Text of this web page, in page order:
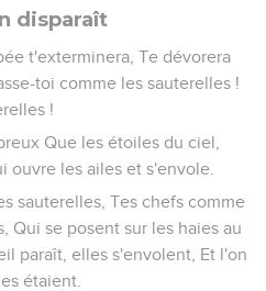
disparaît
t'exterminera, Te dévorera
toi comme les sauterelles !
!
Que les étoiles du ciel,
ouvre les ailes et s'envole.
sauterelles, Tes chefs comme
Qui se posent sur les haies au
paraît, elles s'envolent, Et l'on
étaient.